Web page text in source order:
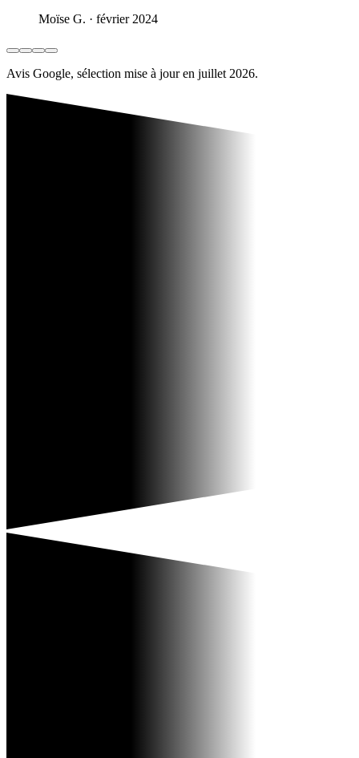
Moïse G. · février 2024
Avis Google, sélection mise à jour en juillet 2026.